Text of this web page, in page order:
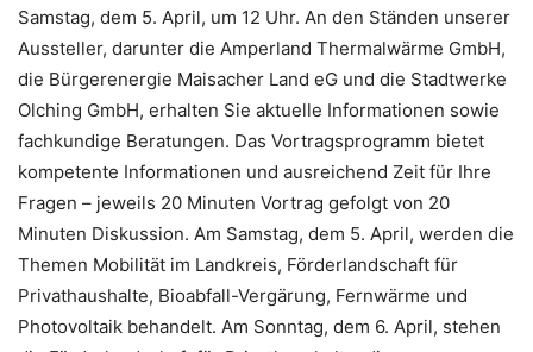
Samstag, dem 5. April, um 12 Uhr. An den Ständen unserer
Aussteller, darunter die Amperland Thermalwärme GmbH,
die Bürgerenergie Maisacher Land eG und die Stadtwerke
Olching GmbH, erhalten Sie aktuelle Informationen sowie
fachkundige Beratungen. Das Vortragsprogramm bietet
kompetente Informationen und ausreichend Zeit für Ihre
Fragen – jeweils 20 Minuten Vortrag gefolgt von 20
Minuten Diskussion. Am Samstag, dem 5. April, werden die
Themen Mobilität im Landkreis, Förderlandschaft für
Privathaushalte, Bioabfall-Vergärung, Fernwärme und
Photovoltaik behandelt. Am Sonntag, dem 6. April, stehen